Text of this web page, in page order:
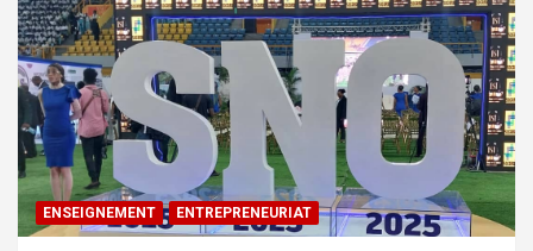
ENSEIGNEMENT ENTREPRENEURIAT